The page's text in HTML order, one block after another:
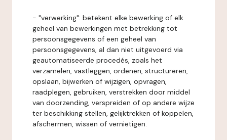
- "verwerking": betekent elke bewerking of elk
geheel van bewerkingen met betrekking tot
persoonsgegevens of een geheel van
persoonsgegevens, al dan niet uitgevoerd via
geautomatiseerde procedés, zoals het
verzamelen, vastleggen, ordenen, structureren,
opslaan, bijwerken of wijzigen, opvragen,
raadplegen, gebruiken, verstrekken door middel
van doorzending, verspreiden of op andere wijze
ter beschikking stellen, gelijktrekken of koppelen,
afschermen, wissen of vernietigen.